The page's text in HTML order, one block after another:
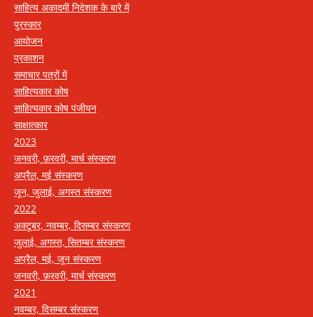
साहित्य अकादमी निदेशक के बारे में
पुरस्कार
आयोजन
प्रकाशन
समाचार पत्रों में
साहित्यकार कोष
साहित्यकार कोष पंजीयन
साक्षात्कार
2023
जनवरी, फ़रवरी, मार्च संस्करण
अप्रैल, मई संस्करण
जून, जुलाई, अगस्त संस्करण
2022
अक्टूबर, नवम्बर, दिसम्बर संस्करण
जुलाई, अगस्त, सितम्बर संस्करण
अप्रैल, मई, जून संस्करण
जनवरी, फ़रवरी, मार्च संस्करण
2021
नवम्बर, दिसम्बर संस्करण